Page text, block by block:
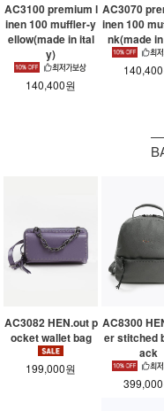
AC3100 premium l
inen 100 muffler-y
ellow(made in ital
y)
140,400원
AC3070
inen 100
nk(made
AC3082 HEN.out p
ocket wallet bag
199,000원
AC8300
er stitched
ack